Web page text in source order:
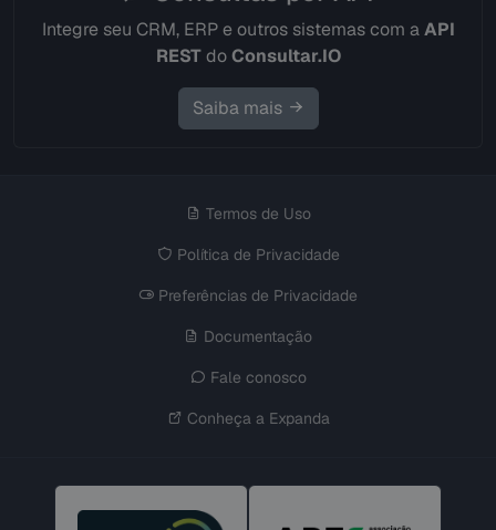
Integre seu CRM, ERP e outros sistemas com aAPI
RESTdoConsultar.IO
Saiba mais
Termos de Uso
Política de Privacidade
Preferências de Privacidade
Documentação
Fale conosco
Conheça a Expanda